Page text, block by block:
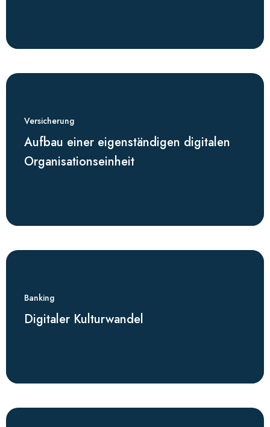
Versicherung
Aufbau einer eigenständigen digitalen
Organisationseinheit
Banking
Digitaler Kulturwandel